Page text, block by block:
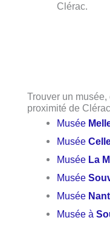
Clérac.
Trouver un
proximité de Clérac
Musée
Musée
Musée La
Musée
Musée
Musée à